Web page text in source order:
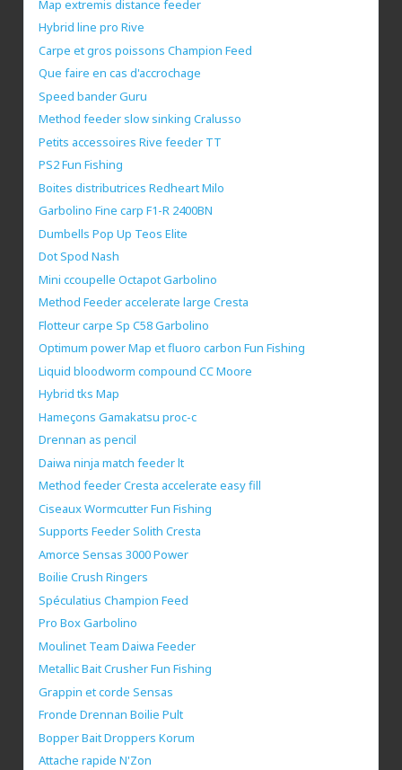
Map extremis distance feeder
Hybrid line pro Rive
Carpe et gros poissons Champion Feed
Que faire en cas d'accrochage
Speed bander Guru
Method feeder slow sinking Cralusso
Petits accessoires Rive feeder TT
PS2 Fun Fishing
Boites distributrices Redheart Milo
Garbolino Fine carp F1-R 2400BN
Dumbells Pop Up Teos Elite
Dot Spod Nash
Mini ccoupelle Octapot Garbolino
Method Feeder accelerate large Cresta
Flotteur carpe Sp C58 Garbolino
Optimum power Map et fluoro carbon Fun Fishing
Liquid bloodworm compound CC Moore
Hybrid tks Map
Hameçons Gamakatsu proc-c
Drennan as pencil
Daiwa ninja match feeder lt
Method feeder Cresta accelerate easy fill
Ciseaux Wormcutter Fun Fishing
Supports Feeder Solith Cresta
Amorce Sensas 3000 Power
Boilie Crush Ringers
Spéculatius Champion Feed
Pro Box Garbolino
Moulinet Team Daiwa Feeder
Metallic Bait Crusher Fun Fishing
Grappin et corde Sensas
Fronde Drennan Boilie Pult
Bopper Bait Droppers Korum
Attache rapide N'Zon